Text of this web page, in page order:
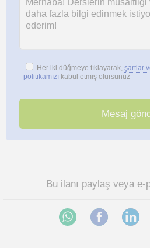
Her iki düğmeye tıklayarak, şartlar
politikamızı kabul etmiş olursunuz
Bu ilanı paylaş veya e-